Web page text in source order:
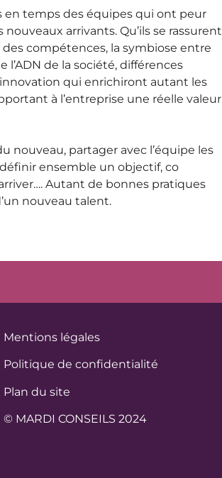
en temps des équipes qui ont peur
arrivants. Qu’ils se rassurent
compétences, la symbiose entre
l’ADN de la société, différences
qui enrichiront autant les
à l’entreprise une réelle valeur
nouveau, partager avec l’équipe les
ensemble un objectif, co
Autant de bonnes pratiques
nouveau talent.
Mentions légales
Politique de confidentialité
Plan du site
© MARDI CONSEILS 2024